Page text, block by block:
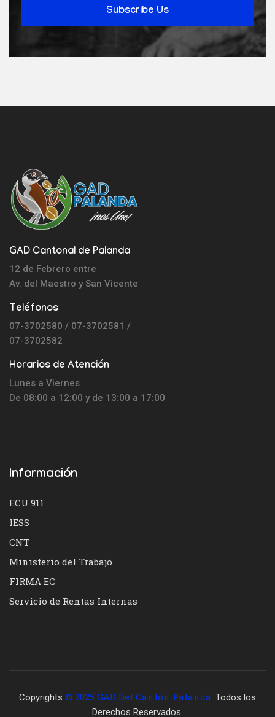
Subscribe Us
GAD Cantonal de Palanda
12 de Febrero entre
Av. del Maestro ySan Vicente
Teléfonos
07-3702580 / 07-3702581 /
07-3702582
Horarios de Atención
Lunes a Viernes
De 08:00 a 12:00 y de 13:00 a 17:00
Información
ECU 911
IESS
CNT
Ministerio del Trabajo
FIRMA EC
Servicio de Rentas Internas
Copyrights © 2025 GAD Del Cantón Palanda. Todos los
Derechos Reservados.